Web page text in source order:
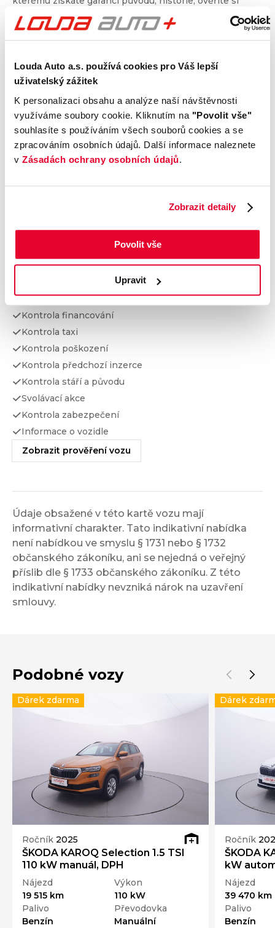
Louda Auto a.s. používá cookies pro Váš lepší
uživatelský zážitek
K personalizaci obsahu a analýze naší návštěvnosti
využíváme soubory cookie. Kliknutím na "Povolit vše"
souhlasíte s používáním všech souborů cookies a se
zpracováním osobních údajů. Další informace naleznete
v Zásadách ochrany osobních údajů.
Zobrazit detaily
Povolit vše
Upravit
nájezd kilometrů a získáte i další informace. Dvojité
prověření pro jistotu při nákupu.
Kontrola technického stavu
Motor
Převodovka a spojka
Nápravy a podvozek
Výfuková soustava
Brzdy
Karoserie
Prověření vozu od Cebia
Kontrola najetých km
Kontrola odcizení
Kontrola financování
Kontrola taxi
Kontrola poškození
Kontrola předchozí inzerce
Kontrola stáří a původu
Svolávací akce
Kontrola zabezpečení
Informace o vozidle
Zobrazit prověření vozu
Údaje obsažené v této kartě vozu mají
informativní charakter. Tato indikativní nabídka
není nabídkou ve smyslu § 1731 nebo § 1732
občanského zákoníku, ani se nejedná o veřejný
příslib dle § 1733 občanského zákoníku. Z této
indikativní nabídky nevzniká nárok na uzavření
smlouvy.
Podobné vozy
Ročník 2025
ŠKODA KAROQ Selection 1.5 TSI
110 kW manuál, DPH
Nájezd
19 515 km
Výkon
110 kW
Palivo
Benzín
Převodovka
Manuální
Dárek zdarma
Ročník
ŠKODA
kW
Nájezd
39 470 km
Palivo
Benzín
Dárek